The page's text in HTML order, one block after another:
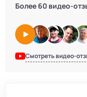
Более 60 видео-
Смотреть видео-